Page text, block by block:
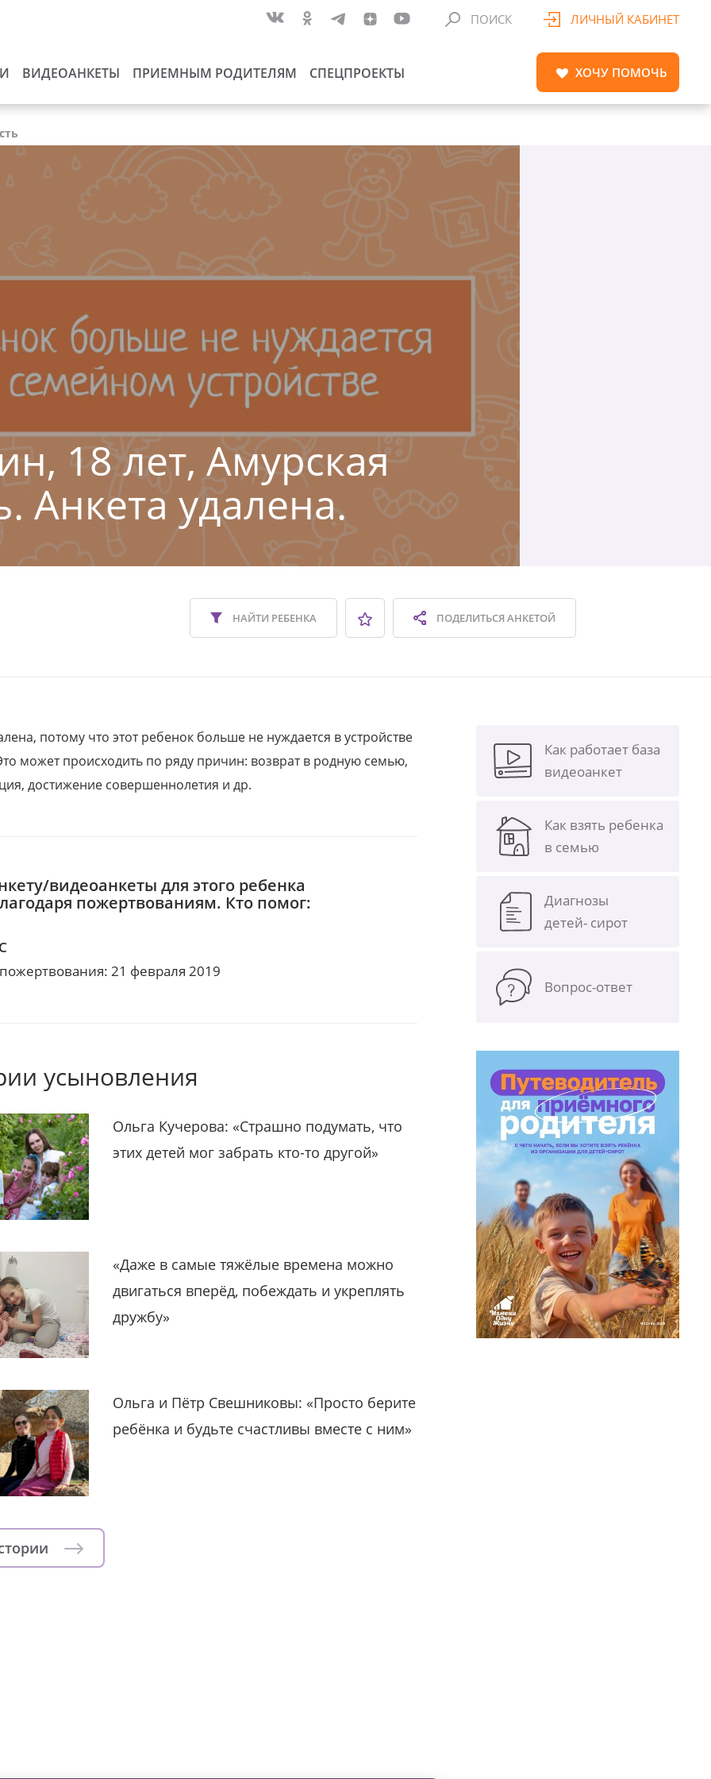
ВИДЕОАНКЕТЫ ПРИЕМНЫМ РОДИТЕЛЯМ СПЕЦПРОЕКТЫ
ПОИСК ЛИЧНЫЙ КАБИНЕТ
ХОЧУ ПОМОЧЬ
18 лет, Амурская
Анкета удалена.
ПОДЕЛИТЬСЯАНКЕТОЙ
НАЙТИ РЕБЕНКА
потому что этот ребенок больше не нуждается в устройстве
может происходить по ряду причин: возврат в родную семью,
достижение совершеннолетия и др.
видеоанкеты для этого ребенка
пожертвованиям. Кто помог:
21 февраля 2019
усыновления
Ольга Кучерова: «Страшно подумать, что
этих детей мог забрать кто-то другой»
«Даже в самые тяжёлые времена можно
двигаться вперёд, побеждать и укреплять
дружбу»
Ольга и Пётр Свешниковы: «Просто берите
ребёнка и будьте счастливы вместе с ним»
Как работает база
видеоанкет
Как взять ребенка
в семью
Диагнозы
детей- сирот
Вопрос-ответ